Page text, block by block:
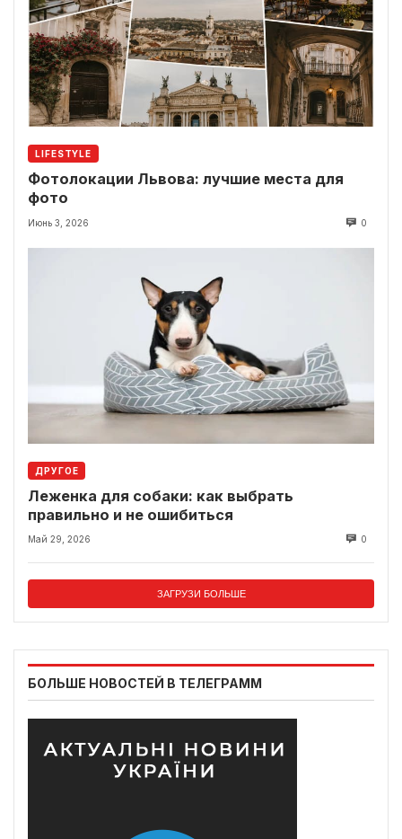
LIFESTYLE
Фотолокации Львова: лучшие места для
фото
Июнь 3, 2026 0
ДРУГОЕ
Леженка для собаки: как выбрать
правильно и не ошибиться
Май 29, 2026 0
ЗАГРУЗИ БОЛЬШЕ
БОЛЬШЕ НОВОСТЕЙ В ТЕЛЕГРАММ